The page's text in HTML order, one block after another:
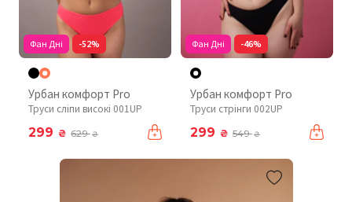
Фан Дні -52%
Урбан комфорт Pro
Труси сліпи високі 001UP
299 ₴ 629₴
Фан Дні -46%
Урбан комфорт Pro
Труси стрінги 002UP
299 ₴ 549₴